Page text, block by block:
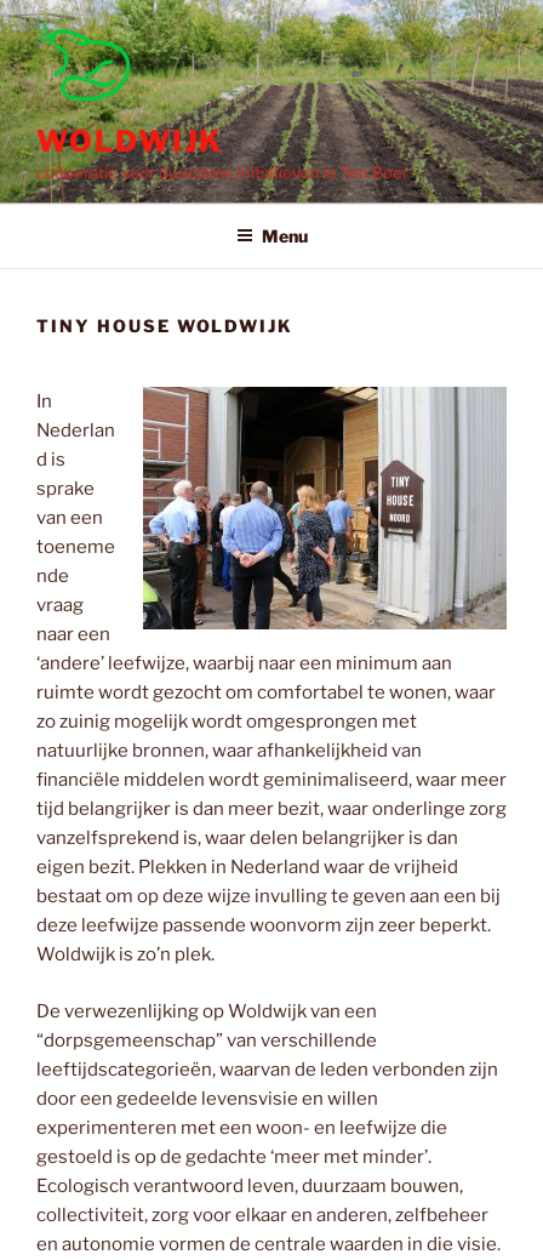
Ga
naar
de
inhoud
WOLDWIJK
coöperatie voor duurzame initiatieven in Ten Boer
Menu
TINY HOUSE WOLDWIJK
In
Nederlan
d is
sprake
van een
toeneme
nde
vraag
naar een
‘andere’ leefwijze, waarbij naar een minimum aan
ruimte wordt gezocht om comfortabel te wonen, waar
zo zuinig mogelijk wordt omgesprongen met
natuurlijke bronnen, waar afhankelijkheid van
financiële middelen wordt geminimaliseerd, waar meer
tijd belangrijker is dan meer bezit, waar onderlinge zorg
vanzelfsprekend is, waar delen belangrijker is dan
eigen bezit. Plekken in Nederland waar de vrijheid
bestaat om op deze wijze invulling te geven aan een bij
deze leefwijze passende woonvorm zijn zeer beperkt.
Woldwijk is zo’n plek.
De verwezenlijking op Woldwijk van een
“dorpsgemeenschap” van verschillende
leeftijdscategorieën, waarvan de leden verbonden zijn
door een gedeelde levensvisie en willen
experimenteren met een woon- en leefwijze die
gestoeld is op de gedachte ‘meer met minder’.
Ecologisch verantwoord leven, duurzaam bouwen,
collectiviteit, zorg voor elkaar en anderen, zelfbeheer
en autonomie vormen de centrale waarden in die visie.